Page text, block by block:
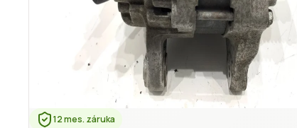
12 mes. záruka